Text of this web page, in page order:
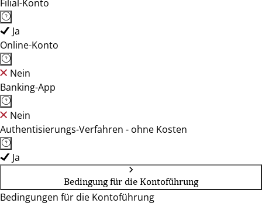
Filial-Konto
Ja
Online-Konto
Nein
Banking-App
Nein
Authentisierungs-Verfahren - ohne Kosten
Ja
Bedingung für die Kontoführung
Bedingungen für die Kontoführung